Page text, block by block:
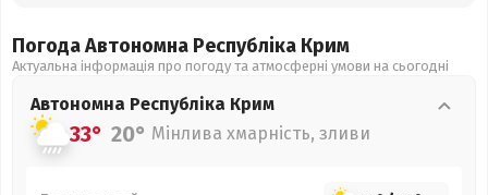
Погода Автономна Республіка Крим
Актуальна інформація про погоду та атмосферні умови на сьогодні
Автономна Республіка Крим
33° 20° Мінлива хмарність, зливи